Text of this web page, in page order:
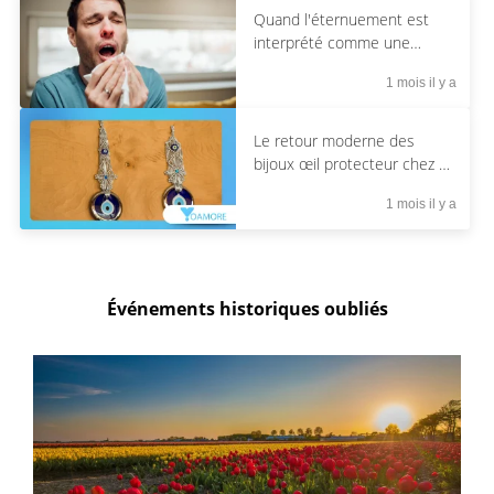
Quand l'éternuement est
interprété comme une
1 mois il y a
Le retour moderne des
bijoux œil protecteur chez la
1 mois il y a
Événements historiques oubliés